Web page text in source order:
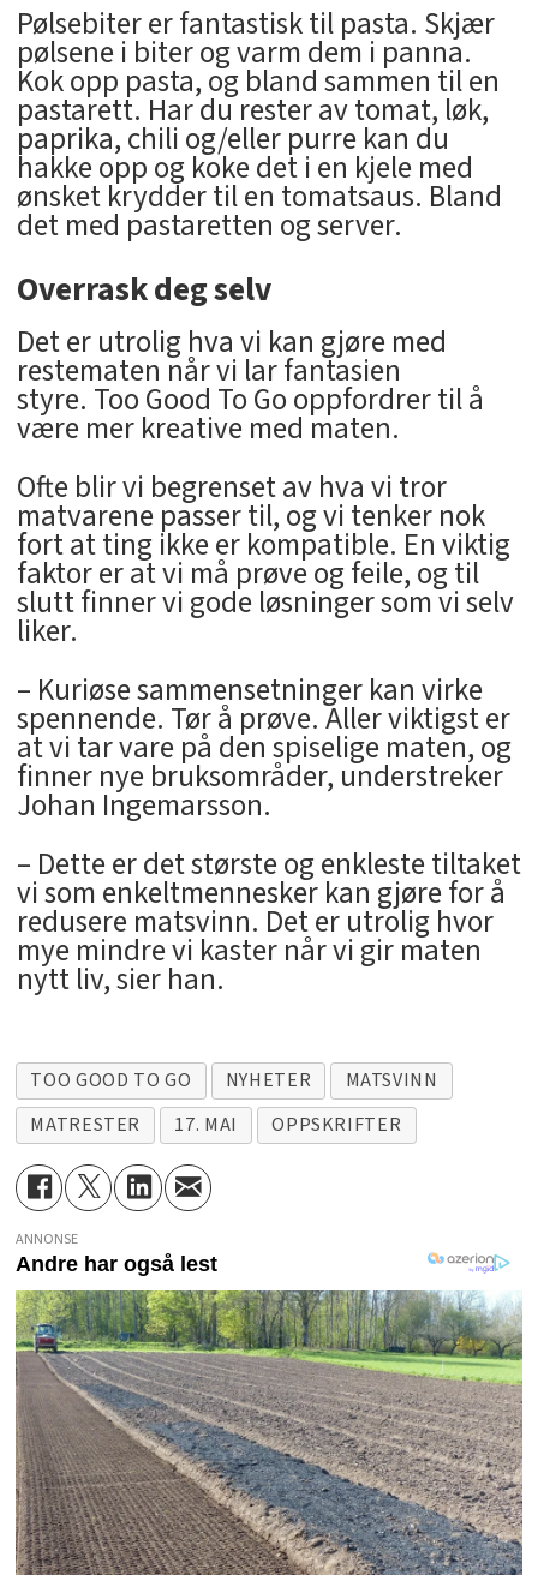
Pølsebiter er fantastisk til pasta. Skjær
pølsene i biter og varm dem i panna.
Kok opp pasta, og bland sammen til en
pastarett. Har du rester av tomat, løk,
paprika, chili og/eller purre kan du
hakke opp og koke det i en kjele med
ønsket krydder til en tomatsaus. Bland
det med pastaretten og server.
Overrask deg selv
Det er utrolig hva vi kan gjøre med
restematen når vi lar fantasien
styre. Too Good To Go oppfordrer til å
være mer kreative med maten.
Ofte blir vi begrenset av hva vi tror
matvarene passer til, og vi tenker nok
fort at ting ikke er kompatible. En viktig
faktor er at vi må prøve og feile, og til
slutt finner vi gode løsninger som vi selv
liker.
– Kuriøse sammensetninger kan virke
spennende. Tør å prøve. Aller viktigst er
at vi tar vare på den spiselige maten, og
finner nye bruksområder, understreker
Johan Ingemarsson.
– Dette er det største og enkleste tiltaket
vi som enkeltmennesker kan gjøre for å
redusere matsvinn. Det er utrolig hvor
mye mindre vi kaster når vi gir maten
nytt liv, sier han.
TOO GOOD TO GO NYHETER
MATSVINN
MATRESTER
17. MAI OPPSKRIFTER
ANNONSE